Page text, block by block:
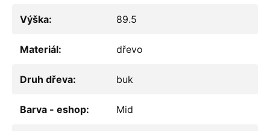
Výška: 89.5
Materiál: dřevo
Druh dřeva: buk
Barva - eshop: Mid